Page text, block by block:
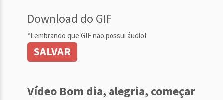
Download do GIF
*Lembrando que GIF não possui áudio!
SALVAR
Vídeo Bom dia, alegria, começar